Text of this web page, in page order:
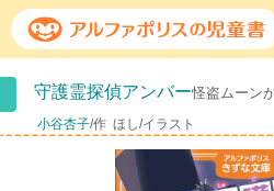
守護霊探偵アンバー怪盗ムーン
小谷杏子/作 ほし/イラスト